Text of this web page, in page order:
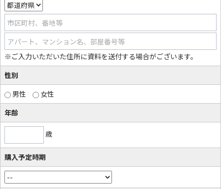
市区町村、番地等
アパート、マンション名、部屋番号等
※ご入力いただいた住所に資料を送付する場合がございます。
性別
男性
女性
年齢
歳
購入予定時期